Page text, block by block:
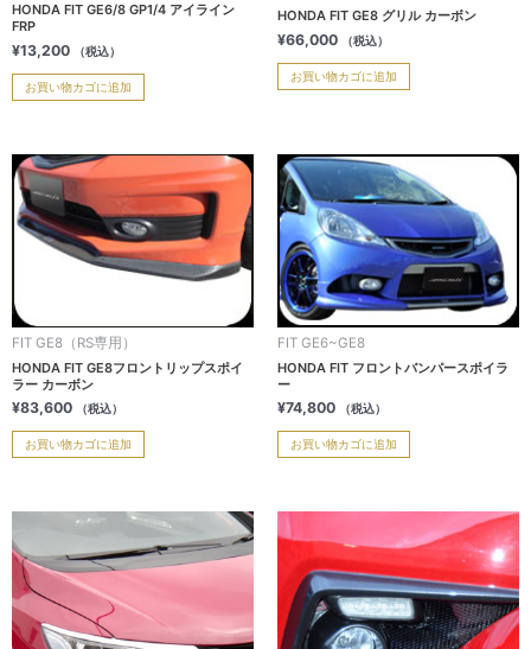
HONDA FIT GE6/8 GP1/4 アイライン
FRP
¥13,200 （税込）
お買い物カゴに追加
HONDA FIT GE8 グリル カーボン
¥66,000 （税込）
お買い物カゴに追加
FIT GE8（RS専用）
HONDA FIT GE8フロントリップスポイ
ラー カーボン
¥83,600 （税込）
お買い物カゴに追加
FIT GE6~GE8
HONDA FIT フロントバンパースポイラ
ー
¥74,800 （税込）
お買い物カゴに追加